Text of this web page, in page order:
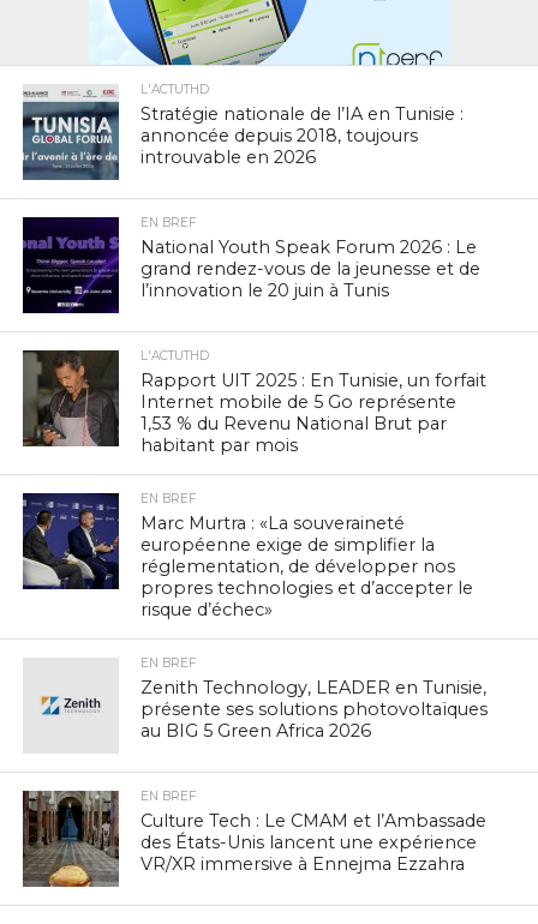
L'ACTUTHD
Stratégie nationale de l’IA en Tunisie :
annoncée depuis 2018, toujours
introuvable en 2026
EN BREF
National Youth Speak Forum 2026 : Le
grand rendez-vous de la jeunesse et de
l’innovation le 20 juin à Tunis
L'ACTUTHD
Rapport UIT 2025 : En Tunisie, un forfait
Internet mobile de 5 Go représente
1,53 % du Revenu National Brut par
habitant par mois
EN BREF
Marc Murtra : «La souveraineté
européenne exige de simplifier la
réglementation, de développer nos
propres technologies et d’accepter le
risque d’échec»
EN BREF
Zenith Technology, LEADER en Tunisie,
présente ses solutions photovoltaïques
au BIG 5 Green Africa 2026
EN BREF
Culture Tech : Le CMAM et l’Ambassade
des États-Unis lancent une expérience
VR/XR immersive à Ennejma Ezzahra